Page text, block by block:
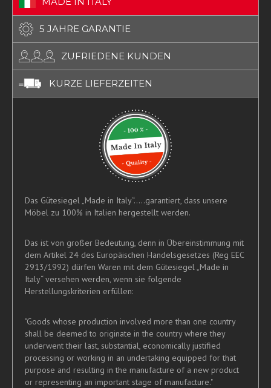
5 JAHRE GARANTIE
ZUFRIEDENE KUNDEN
KURZE LIEFERZEITEN
Das Gütesiegel „Made in Italy“.....garantiert, dass unsere
Möbel zu 100% in Italien hergestellt werden.
Das ist von großer Bedeutung, denn in Übereinstimmung mit
dem Artikel 24 des Europäischen Handelsgesetzes (Reg EEC
2913/1992) dürfen Waren mit dem Gütesiegel „Made in
Italy“ versehen werden, wenn sie folgende
Herstellungskriterien erfüllen:
"Goods whose production involved more than one country
shall be deemed to originate in the country where they
underwent their last, substantial, economically justified
processing or working in an undertaking equipped for that
purpose and resulting in the manufacture of a new product
or representing an important stage of manufacture."